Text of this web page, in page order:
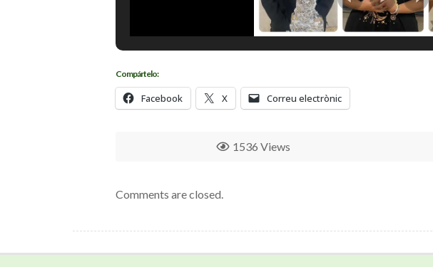
Compártelo:
Facebook X Correu electrònic
1536 Views
Comments are closed.